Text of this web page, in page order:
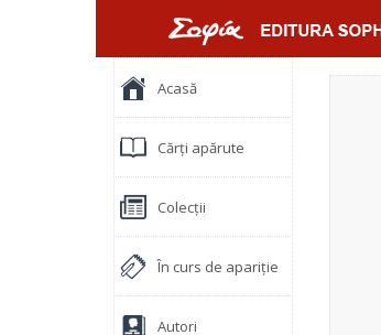
Acasă
Cărți apărute
Colecții
În curs de apariție
Autori